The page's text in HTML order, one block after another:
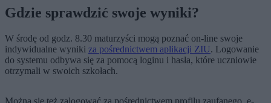
Gdzie sprawdzić swoje wyniki?
W środę od godz. 8.30 maturzyści mogą poznać on-line swoje
indywidualne wyniki za pośrednictwem aplikacji ZIU. Logowanie
do systemu odbywa się za pomocą loginu i hasła, które uczniowie
otrzymali w swoich szkołach.
Można się też zalogować za pośrednictwem profilu zaufanego, e-